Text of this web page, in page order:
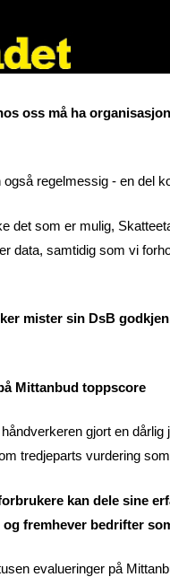
oss må ha
regelmessig - en del
det som er mulig,
data, samtidig som vi
mister sin DsB
Mittanbud toppscore
gjort en
tredjeparts vurdering
kan dele sine
fremhever bedrifter
evalueringer på